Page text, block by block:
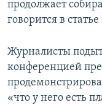
продолжает
говорится в статье
Журналисты
конференцией
«что у него есть